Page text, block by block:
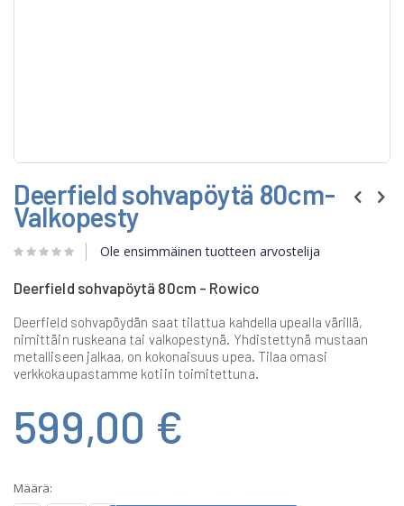
to
the
beginning
the
gallery
Deerfield sohvapöytä 80cm-
Valkopesty
Ole ensimmäinen tuotteen arvostelija
Deerfield sohvapöytä 80cm - Rowico
Deerfield sohvapöydän saat tilattua kahdella upealla värillä,
nimittäin ruskeana tai valkopestynä. Yhdistettynä mustaan
metalliseen jalkaa, on kokonaisuus upea. Tilaa omasi
verkkokaupastamme kotiin toimitettuna.
599,00 €
Määrä: